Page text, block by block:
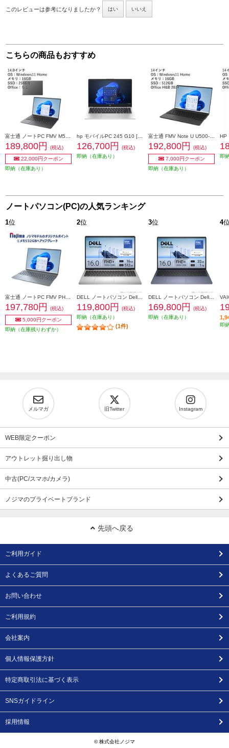
このレビューは参考になりましたか？ はい いいえ
こちらの商品もおすすめ
189,800円
(税込)
22,000円クーポン
即納（在庫あり）
126,700円
(税込)
即納（在庫あり）
192,800円
(税込)
7,000円クーポン
即納（在庫あり）
即
ノートパソコン(PC)の人気ランキング
1位
197,780円
(税込)
5,000円クーポン
即納（在庫残りわずか）
2位
119,800円
(税込)
即納（在庫あり）
(1件)
3位
169,800円
(税込)
即納（在庫あり）
4
即
メルマガ 旧Twitter Instagram
WEB限定クーポン
アウトレット掘り出し物
中古(PC/スマホ/カメラ)
ノジマのプライベートブランド
先頭へ戻る
ご利用ガイド
よくあるご質問
お問い合わせ
ご利用規約
会社案内
個人情報保護方針
特定商取引法に基づく表示
SNSガイドライン
採用情報
© 株式会社ノジマ